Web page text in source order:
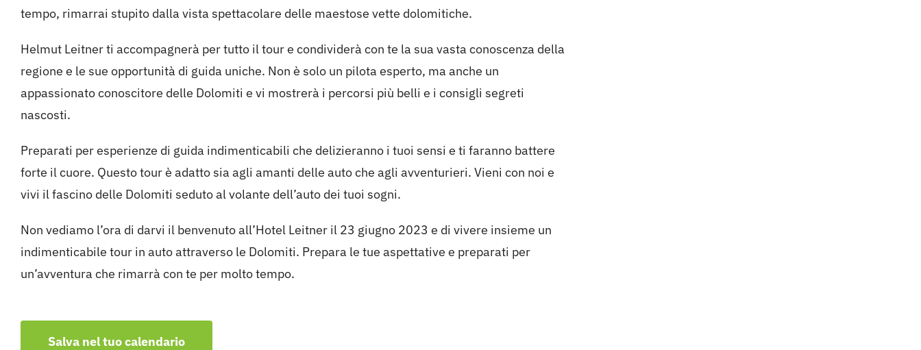
tempo, rimarrai stupito dalla vista spettacolare delle maestose vette dolomitiche.
Helmut Leitner ti accompagnerà per tutto il tour e condividerà con te la sua vasta conoscenza della
regione e le sue opportunità di guida uniche. Non è solo un pilota esperto, ma anche un
appassionato conoscitore delle Dolomiti e vi mostrerà i percorsi più belli e i consigli segreti
nascosti.
Preparati per esperienze di guida indimenticabili che delizieranno i tuoi sensi e ti faranno battere
forte il cuore. Questo tour è adatto sia agli amanti delle auto che agli avventurieri. Vieni con noi e
vivi il fascino delle Dolomiti seduto al volante dell’auto dei tuoi sogni.
Non vediamo l’ora di darvi il benvenuto all’Hotel Leitner il 23 giugno 2023 e di vivere insieme un
indimenticabile tour in auto attraverso le Dolomiti. Prepara le tue aspettative e preparati per
un’avventura che rimarrà con te per molto tempo.
Salva nel tuo calendario